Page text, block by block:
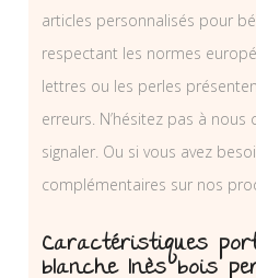
articles personnalisés pour
respectant les normes
lettres ou les perles
erreurs. N’hésitez pas à
signaler. Ou si vous avez
complémentaires sur nos
Caractéristiques